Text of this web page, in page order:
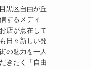
黒区自由が丘
するメディ
店が点在して
日々新しい発
の魅力を一人
きたく「自由